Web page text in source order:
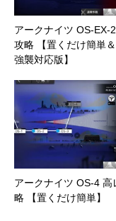
アークナイツ OS-EX-
攻略 【置くだけ簡単
強襲対応版】
アークナイツ OS-4 高
略 【置くだけ簡単】